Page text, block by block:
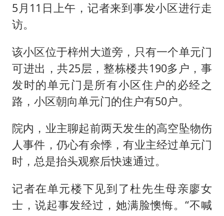
5月11日上午，记者来到事发小区进行走
访。
该小区位于梓州大道旁，只有一个单元门
可进出，共25层，整栋楼共190多户，事
发时的单元门是所有小区住户的必经之
路，小区朝向单元门的住户有50户。
院内，业主聊起前两天发生的高空坠物伤
人事件，仍心有余悸，有业主经过单元门
时，总是抬头观察后快速通过。
记者在单元楼下见到了杜先生母亲廖女
士，说起事发经过，她满脸懊悔。“不喊